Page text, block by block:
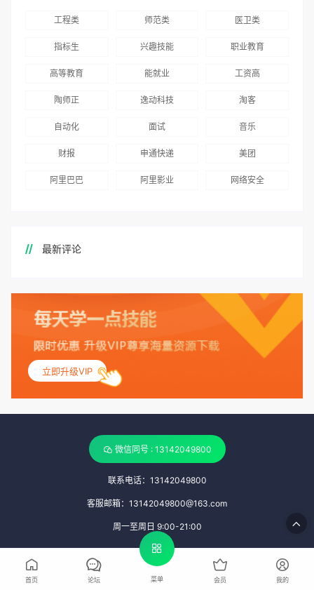
工程类 师范类 医卫类
指标生 兴趣技能 职业教育
高等教育 能就业 工资高
陶师正 逸动科技 淘客
自动化 面试 音乐
财报 申通快递 美团
阿里巴巴 阿里影业 网络安全
最新评论
立即升级VIP
微信同号 : 13142049800
联系电话：13142049800
客服邮箱：13142049800@163.com
周一至周日 9:00-21:00
首页 论坛 菜单 会员 我的